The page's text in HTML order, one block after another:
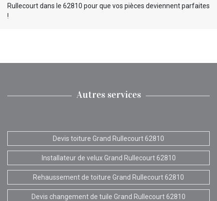
Rullecourt dans le 62810 pour que vos pièces deviennent parfaites
!
Autres services
Devis toiture Grand Rullecourt 62810
Installateur de velux Grand Rullecourt 62810
Rehaussement de toiture Grand Rullecourt 62810
Devis changement de tuile Grand Rullecourt 62810